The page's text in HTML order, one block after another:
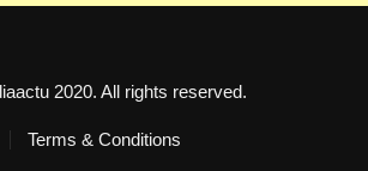
2020. All rights reserved.
Terms & Conditions